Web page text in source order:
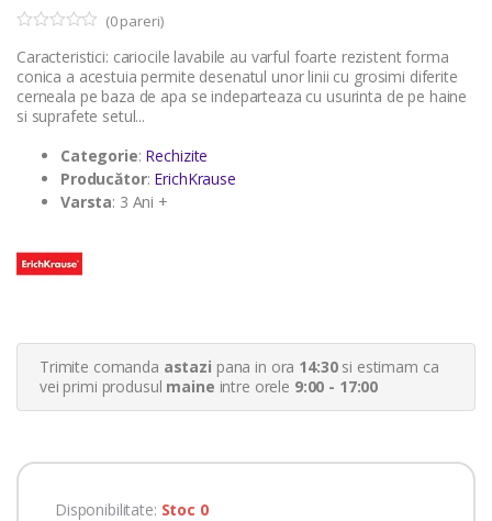
o
u
o
f
u
s
r
i
(0pareri)
Caracteristici: cariocile lavabile au varful foarte rezistent forma
conica a acestuia permite desenatul unor linii cu grosimi diferite
cerneala pe baza de apa se indeparteaza cu usurinta de pe haine
si suprafete setul...
Categorie: Rechizite
Producător: ErichKrause
Varsta: 3 Ani +
Trimite comanda astazi pana in ora 14:30si estimam ca
vei primi produsul maine intre orele 9:00 - 17:00
Disponibilitate: Stoc 0